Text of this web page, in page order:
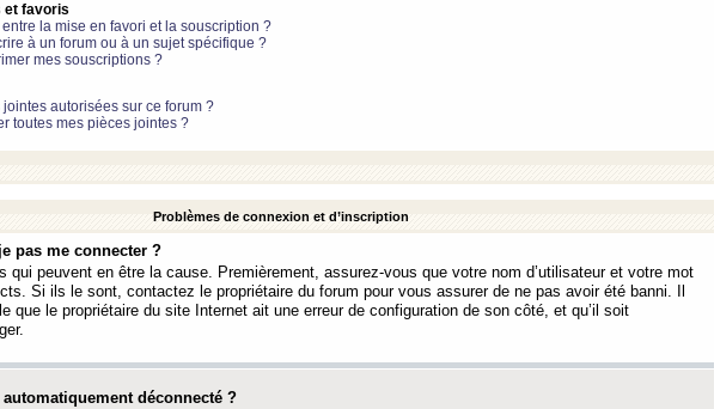
et favoris
la mise en favori et la souscription ?
à un forum ou à un sujet spécifique ?
mes souscriptions ?
autorisées sur ce forum ?
toutes mes pièces jointes ?
Problèmes de connexion et d’inscription
pas me connecter ?
qui peuvent en être la cause. Premièrement, assurez-vous que votre nom d’utilisateur et votre mot
Si ils le sont, contactez le propriétaire du forum pour vous assurer de ne pas avoir été banni. Il
que le propriétaire du site Internet ait une erreur de configuration de son côté, et qu’il soit
déconnecté ?